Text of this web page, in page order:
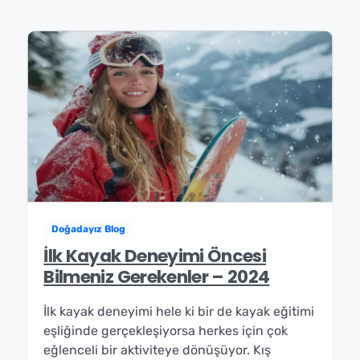
Doğadayız Blog
İlk Kayak Deneyimi Öncesi
Bilmeniz Gerekenler – 2024
İlk kayak deneyimi hele ki bir de kayak eğitimi
eşliğinde gerçekleşiyorsa herkes için çok
eğlenceli bir aktiviteye dönüşüyor. Kış